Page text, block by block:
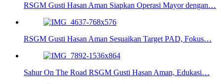
RSGM Gusti Hasan Aman Siapkan Operasi Mayor dengan…
RSGM Gusti Hasan Aman Sesuaikan Target PAD, Fokus…
Sahur On The Road RSGM Gusti Hasan Aman, Edukasi…